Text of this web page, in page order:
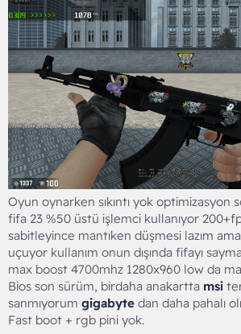
Ekli dosyayı görüntüle 3474 Ekli dosyayı
Ekli dosyayı görüntüle 3476
Oyun oynarken sıkıntı yok optimizasyon
fifa 23 %50 üstü işlemci kullanıyor
sabitleyince mantıken düşmesi lazım
uçuyor kullanım onun dışında fifayı
max boost 4700mhz 1280x960 low da
Bios son sürüm, birdaha anakartta msi
sanmıyorum gigabyte dan daha pahalı
Fast boot + rgb pini yok.